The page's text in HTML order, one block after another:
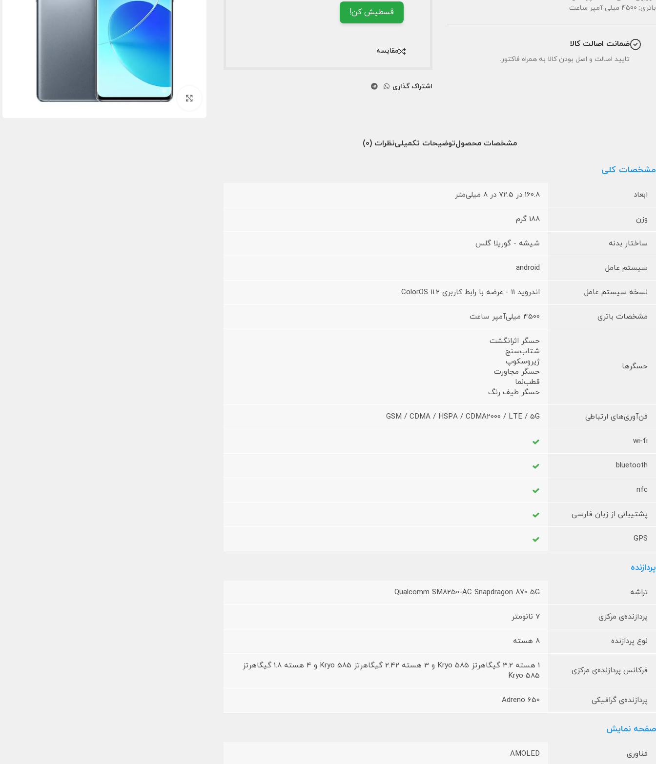
برای بزرگنمایی کلیک کنید
قسطیش کن!
مقایسه
اشتراک گذاری
باتری: 4500 میلی آمپر ساعت
ضمانت اصالت کالا
تایید اصالت و اصل بودن کالا به همراه فاکتور.
مشخصات محصولتوضیحات تکمیلینظرات (0)
مشخصات کلی
ابعاد 160.8 در 72.5 در 8 میلی‌متر
وزن 188 گرم
ساختار بدنه شیشه - گوریلا گلس
سیستم عامل android
نسخه سیستم عامل اندروید 11 - عرضه با رابط کاربری ColorOS 11.2
مشخصات باتری 4500 میلی‌آمپر ساعت
حسگرها
حسگر اثرانگشت
شتاب‌سنج
ژیروسکوپ
حسگر مجاورت
قطب‌نما
حسگر طیف رنگ
فن‌آوری‌های ارتباطی GSM / CDMA / HSPA / CDMA2000 / LTE / 5G
wi-fi
bluetooth
nfc
پشتیبانی از زبان فارسی
GPS
پردازنده
تراشه Qualcomm SM8250-AC Snapdragon 870 5G
پردازنده‌ی مرکزی 7 نانومتر
نوع پردازنده 8 هسته
فرکانس پردازنده‌ی مرکزی
1 هسته 3.2 گیگاهرتز Kryo 585 و 3 هسته 2.42 گیگاهرتز Kryo 585 و 4 هسته 1.8 گیگاهرتز
Kryo 585
پردازنده‌ی گرافیکی Adreno 650
صفحه نمایش
فناوری AMOLED